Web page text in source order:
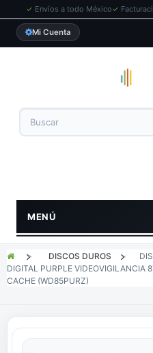
✓ Envíos a todo México✓
Mi Cuenta
MENÚ
> DISCOS DUROS >
DIGITAL PURPLE VIDEOVIGILANCIA
CACHE (WD85PURZ)